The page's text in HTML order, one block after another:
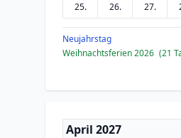
25.
26. 27.
Neujahrstag
Weihnachtsferien 2026 (21
April 2027